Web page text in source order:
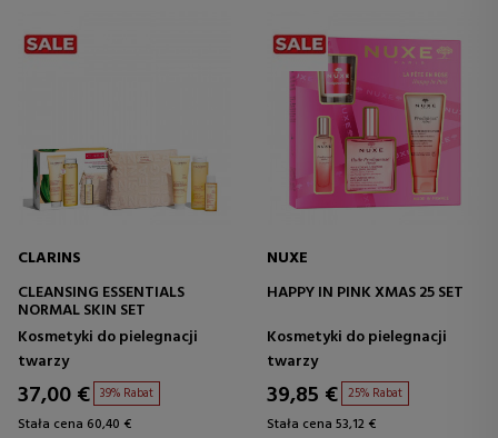
CLARINS
CLEANSING ESSENTIALS
NORMAL SKIN SET
Kosmetyki do pielegnacji
twarzy
37,00 € 39% Rabat
Stała cena 60,40 €
NUXE
HAPPY IN PINK XMAS 25 SET
Kosmetyki do pielegnacji
twarzy
39,85 € 25% Rabat
Stała cena 53,12 €